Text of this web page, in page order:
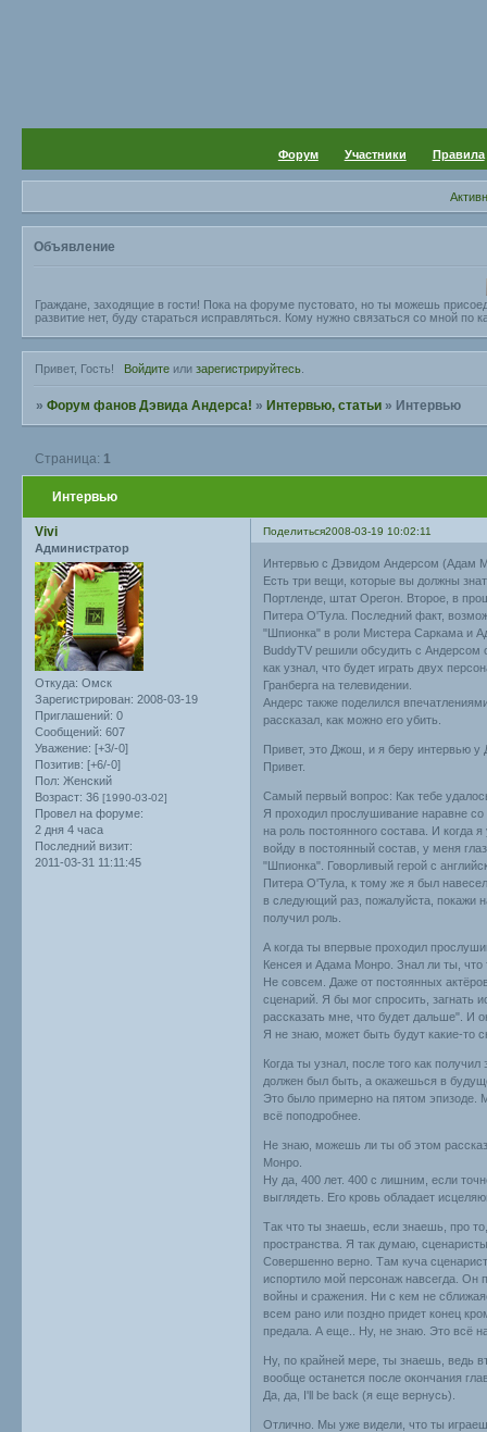
Форум Участники Правила
Объявление
Граждане, заходящие в гости! Пока на форуме пустовато, но ты можешь
развитие нет, буду стараться исправляться. Кому нужно связаться со мной
Привет, Гость! Войдитеили зарегистрируйтесь.
»Форум фанов Дэвида Андерса! »Интервью, статьи » Интервью
Интервью
Страница: 1
Поделиться2008-03-19 10:02:11
Vivi
Администратор
Откуда: Омск
Зарегистрирован: 2008-03-19
Приглашений: 0
Сообщений: 607
Уважение: [+3/-0]
Позитив: [+6/-0]
Пол: Женский
Возраст: 36 [1990-03-02]
Провел на форуме:
2 дня 4 часа
Последний визит:
2011-03-31 11:11:45
Интервью с Дэвидом Андерсом (Адам
Есть три вещи, которые вы должны
Портленде, штат Орeгон. Второе, в
Питера О'Тула. Последний факт,
"Шпионка" в роли Мистера Саркама и
BuddyTV решили обсудить с Андерсом
как узнал, что будет играть двух
Гранберга на телевидении.
Андерс также поделился
рассказал, как можно его убить.
Привет, это Джош, и я беру интервью у
Привет.
Самый первый вопрос: Как тебе
Я проходил прослушивание наравне
на роль постоянного состава. И когда
войду в постоянный состав, у меня
"Шпионка". Говорливый герой с
Питера О'Тула, к тому же я был
в следующий раз, пожалуйста, покажи
получил роль.
А когда ты впервые проходил
Кенсея и Адама Монро. Знал ли ты, что
Не совсем. Даже от постоянных
сценарий. Я бы мог спросить, загнать
рассказать мне, что будет дальше". И
Я не знаю, может быть будут какие-то
Когда ты узнал, после того как
должен был быть, а окажешься в
Это было примерно на пятом эпизоде.
всё поподробнее.
Не знаю, можешь ли ты об этом
Монро.
Ну да, 400 лет. 400 с лишним, если
выглядеть. Его кровь обладает
Так что ты знаешь, если знаешь, про
пространства. Я так думаю,
Совершенно верно. Там куча
испортило мой персонаж навсегда.
войны и сражения. Ни с кем не
всем рано или поздно придет конец
предала. А еще.. Ну, не знаю. Это всё
Ну, по крайней мере, ты знаешь, ведь
вообще останется после окончания
Да, да, I'll be back (я еще вернусь).
Отлично. Мы уже видели, что ты